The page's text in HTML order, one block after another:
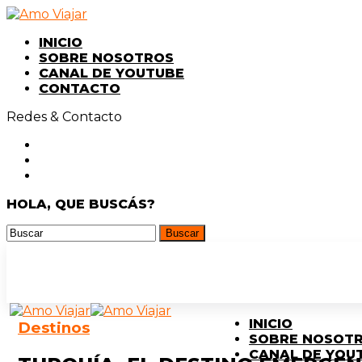
INICIO
SOBRE NOSOTROS
CANAL DE YOUTUBE
CONTACTO
Redes & Contacto
HOLA, QUE BUSCÁS?
INICIO
SOBRE
CANAL DE
Destinos